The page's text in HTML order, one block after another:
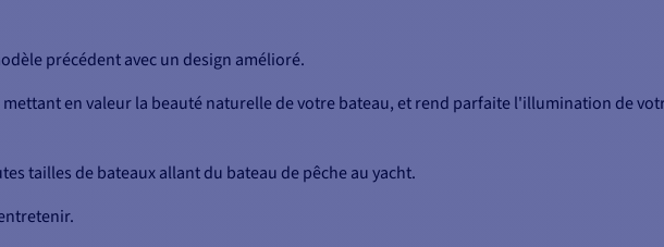
précédent avec un design amélioré.
en valeur la beauté naturelle de votre bateau, et rend parfaite l'illumination de
tailles de bateaux allant du bateau de pêche au yacht.